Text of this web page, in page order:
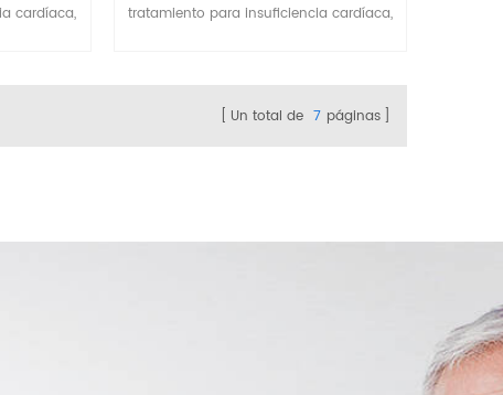
cardíaca,
de
tratamiento para insuficiencia cardíaca,
rehabilitación, hospitales, hogares de
Un total de 7 páginas